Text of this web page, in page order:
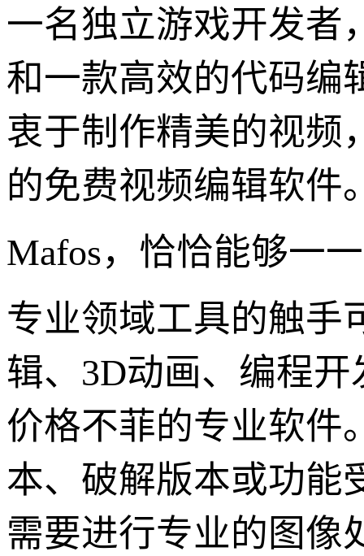
一名独立游戏开发者
和一款高效的代码编
衷于制作精美的视频
的免费视频编辑软件
Mafos，恰恰能够一
专业领域工具的触手
辑、3D动画、编程
价格不菲的专业软件
本、破解版本或功能
需要进行专业的图像